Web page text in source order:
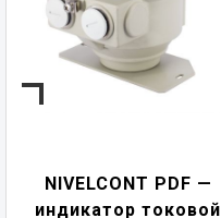
NIVELCONT PDF —
индикатор токовой